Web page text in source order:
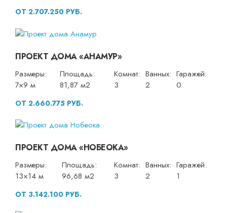
ОТ 2.707.250 РУБ.
ПРОЕКТ ДОМА «АНАМУР»
Размеры:
7×9 м
Площадь:
81,87 м2
Комнат:
3
Ванных:
2
Гаражей:
0
ОТ 2.660.775 РУБ.
ПРОЕКТ ДОМА «НОБЕОКА»
Размеры:
13×14 м
Площадь:
96,68 м2
Комнат:
3
Ванных:
2
Гаражей:
1
ОТ 3.142.100 РУБ.